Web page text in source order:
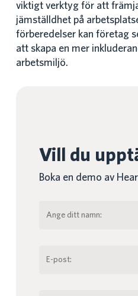
viktigt verktyg för att
jämställdhet på
förberedelser kan företag
att skapa en mer
arbetsmiljö.
Vill du
Boka en demo av